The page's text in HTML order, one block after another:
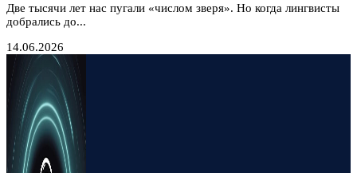
Две тысячи лет нас пугали «числом зверя». Но когда лингвисты
добрались до...
14.06.2026